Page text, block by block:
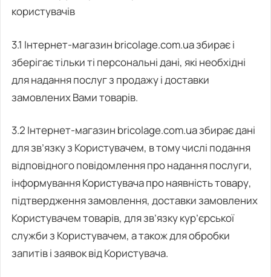
користувачів
3.1 Інтернет-магазин bricolage.com.ua збирає і
зберігає тільки ті персональні дані, які необхідні
для надання послуг з продажу і доставки
замовлених Вами товарів.
3.2 Інтернет-магазин bricolage.com.ua збирає дані
для зв’язку з Користувачем, в тому числі подання
відповідного повідомлення про надання послуги,
інформування Користувача про наявність товару,
підтвердження замовлення, доставки замовлених
Користувачем товарів, для зв’язку кур’єрської
служби з Користувачем, а також для обробки
запитів і заявок від Користувача.